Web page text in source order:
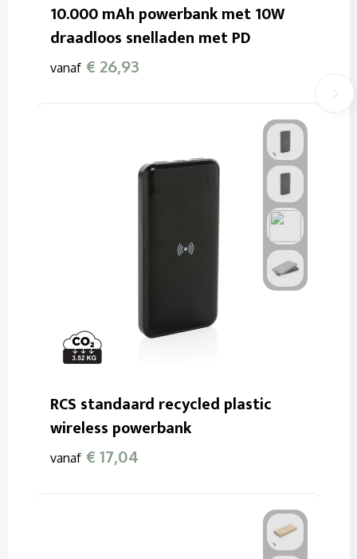
10.000 mAh powerbank met 10W
draadloos snelladen met PD
vanaf € 26,93
RCS standaard recycled plastic
wireless powerbank
vanaf € 17,04